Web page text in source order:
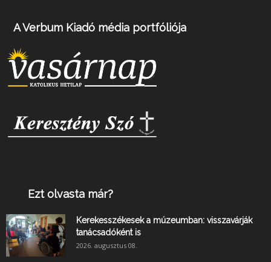
A Verbum Kiadó média portfóliója
Ezt olvasta már?
Kerekesszékesek a múzeumban: visszavárják
tanácsadóként is
2026. augusztus 08.